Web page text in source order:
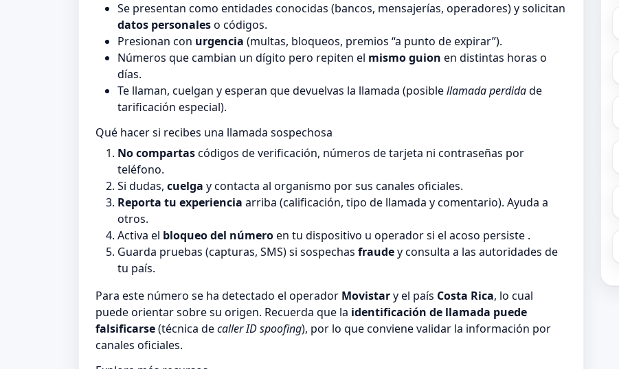
Se presentan como entidades conocidas (bancos, mensajerías, operadores) y solicitan
datos personaleso códigos.
Presionan con urgencia (multas, bloqueos, premios “a punto de expirar”).
Números que cambian un dígito pero repiten el mismo guion en distintas horas o
días.
Te llaman, cuelgan y esperan que devuelvas la llamada (posiblellamada perdidade
tarificación especial).
Qué hacer si recibes una llamada sospechosa
No compartascódigos de verificación, números de tarjeta ni contraseñas por
teléfono.
Si dudas, cuelga y contacta al organismo por sus canales oficiales.
Reporta tu experiencia arriba (calificación, tipo de llamada y comentario). Ayuda a
otros.
Activa el bloqueo del númeroen tu dispositivo u operador si el acoso persiste .
Guarda pruebas (capturas, SMS) si sospechas fraudey consulta a las autoridades de
tu país.
Para este número se ha detectado el operador Movistary el país Costa Rica, lo cual
puede orientar sobre su origen. Recuerda que la identificación de llamada puede
falsificarse(técnica decaller ID spoofing), por lo que conviene validar la información por
canales oficiales.